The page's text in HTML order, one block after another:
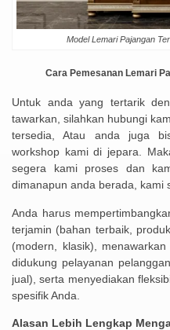
Model Lemari Pajangan
Cara Pemesanan Lemari
Untuk anda yang tertarik
tawarkan, silahkan hubungi
tersedia, Atau anda juga
workshop kami di jepara.
segera kami proses dan
dimanapun anda berada, kami
Anda harus
terjamin (bahan terbaik,
(modern, klasik),
didukung pelayanan
jual), serta menyediakan
spesifik Anda.
Alasan Lebih Lengkap